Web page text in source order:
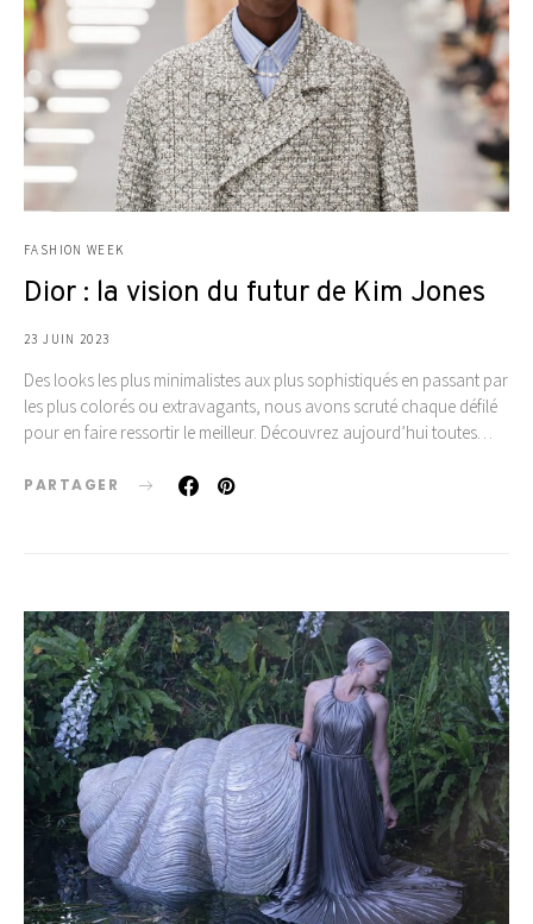
FASHION WEEK
Dior : la vision du futur de Kim Jones
23 JUIN 2023
Des looks les plus minimalistes aux plus sophistiqués en passant par
les plus colorés ou extravagants, nous avons scruté chaque défilé
pour en faire ressortir le meilleur. Découvrez aujourd’hui toutes…
PARTAGER